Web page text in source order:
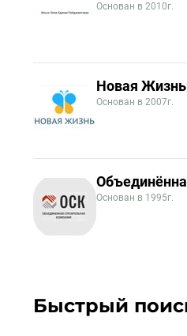
Основан в 2010г.
Новая
Основан в 2007г.
Основан в 1995г.
Быстрый